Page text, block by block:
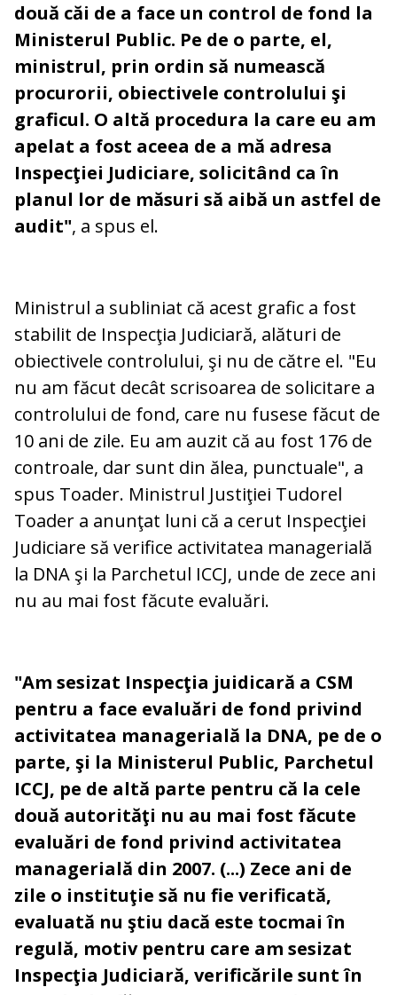
două căi de a face un control de fond la
Ministerul Public. Pe de o parte, el,
ministrul, prin ordin să numească
procurorii, obiectivele controlului şi
graficul. O altă procedura la care eu am
apelat a fost aceea de a mă adresa
Inspecţiei Judiciare, solicitând ca în
planul lor de măsuri să aibă un astfel de
audit", a spus el.
Ministrul a subliniat că acest grafic a fost
stabilit de Inspecţia Judiciară, alături de
obiectivele controlului, şi nu de către el. "Eu
nu am făcut decât scrisoarea de solicitare a
controlului de fond, care nu fusese făcut de
10 ani de zile. Eu am auzit că au fost 176 de
controale, dar sunt din ălea, punctuale", a
spus Toader. Ministrul Justiţiei Tudorel
Toader a anunţat luni că a cerut Inspecţiei
Judiciare să verifice activitatea managerială
la DNA şi la Parchetul ICCJ, unde de zece ani
nu au mai fost făcute evaluări.
"Am sesizat Inspecţia juidicară a CSM
pentru a face evaluări de fond privind
activitatea managerială la DNA, pe de o
parte, şi la Ministerul Public, Parchetul
ICCJ, pe de altă parte pentru că la cele
două autorităţi nu au mai fost făcute
evaluări de fond privind activitatea
managerială din 2007. (...) Zece ani de
zile o instituţie să nu fie verificată,
evaluată nu ştiu dacă este tocmai în
regulă, motiv pentru care am sesizat
Inspecţia Judiciară, verificările sunt în